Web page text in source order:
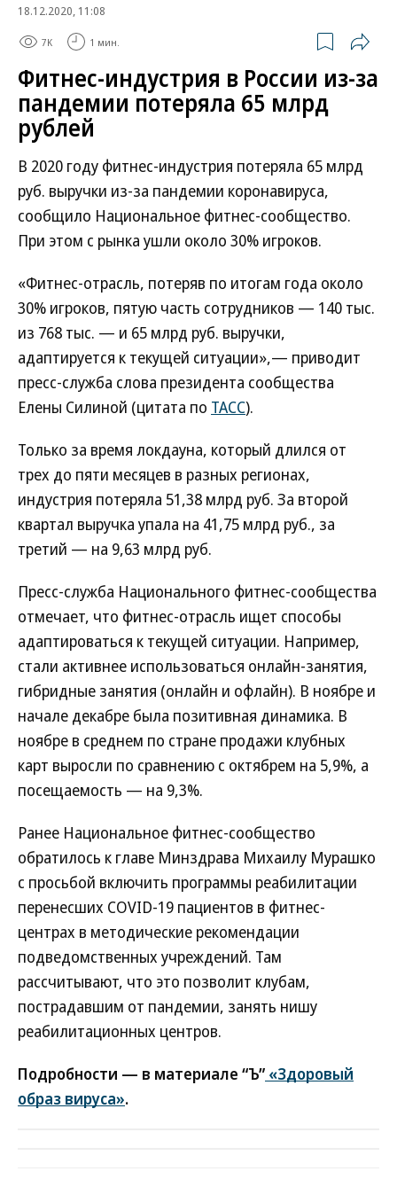
18.12.2020, 11:08
7K 1 мин.
Фитнес-индустрия в России из-за
пандемии потеряла 65 млрд
рублей
В 2020 году фитнес-индустрия потеряла 65 млрд
руб. выручки из-за пандемии коронавируса,
сообщило Национальное фитнес-сообщество.
При этом с рынка ушли около 30% игроков.
«Фитнес-отрасль, потеряв по итогам года около
30% игроков, пятую часть сотрудников — 140 тыс.
из 768 тыс. — и 65 млрд руб. выручки,
адаптируется к текущей ситуации»,— приводит
пресс-служба слова президента сообщества
Елены Силиной (цитата по ТАСС).
Только за время локдауна, который длился от
трех до пяти месяцев в разных регионах,
индустрия потеряла 51,38 млрд руб. За второй
квартал выручка упала на 41,75 млрд руб., за
третий — на 9,63 млрд руб.
Пресс-служба Национального фитнес-сообщества
отмечает, что фитнес-отрасль ищет способы
адаптироваться к текущей ситуации. Например,
стали активнее использоваться онлайн-занятия,
гибридные занятия (онлайн и офлайн). В ноябре и
начале декабре была позитивная динамика. В
ноябре в среднем по стране продажи клубных
карт выросли по сравнению с октябрем на 5,9%, а
посещаемость — на 9,3%.
Ранее Национальное фитнес-сообщество
обратилось к главе Минздрава Михаилу Мурашко
с просьбой включить программы реабилитации
перенесших COVID-19 пациентов в фитнес-
центрах в методические рекомендации
подведомственных учреждений. Там
рассчитывают, что это позволит клубам,
пострадавшим от пандемии, занять нишу
реабилитационных центров.
Подробности — в материале “Ъ” «Здоровый
образ вируса».